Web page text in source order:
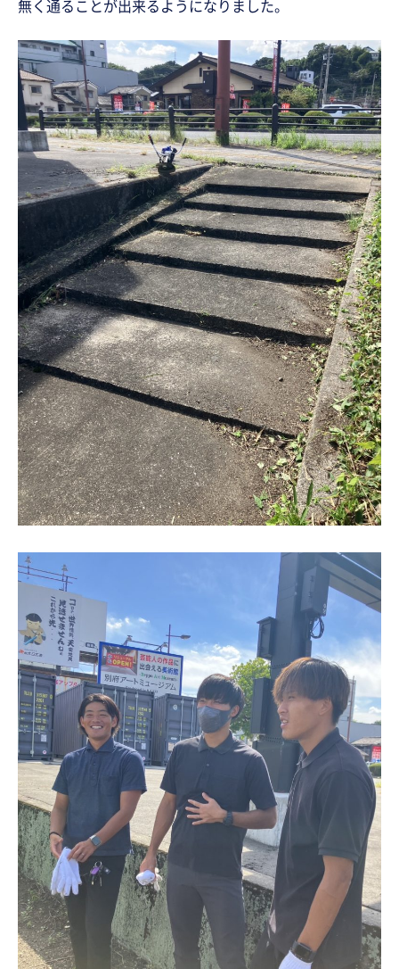
無く通ることが出来るようになりました。